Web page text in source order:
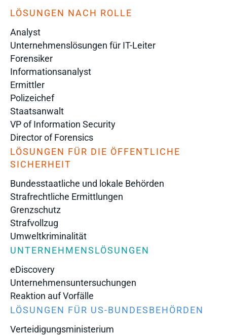
LÖSUNGEN NACH ROLLE
Analyst
Unternehmenslösungen für IT-Leiter
Forensiker
Informationsanalyst
Ermittler
Polizeichef
Staatsanwalt
VP of Information Security
Director of Forensics
LÖSUNGEN FÜR DIE ÖFFENTLICHE
SICHERHEIT
Bundesstaatliche und lokale Behörden
Strafrechtliche Ermittlungen
Grenzschutz
Strafvollzug
Umweltkriminalität
UNTERNEHMENSLÖSUNGEN
eDiscovery
Unternehmensuntersuchungen
Reaktion auf Vorfälle
LÖSUNGEN FÜR US-BUNDESBEHÖRDEN
Verteidigungsministerium